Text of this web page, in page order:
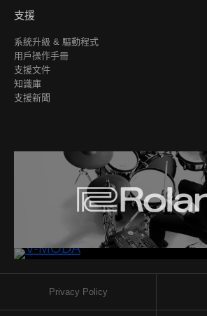
支援
系統升級 & 驅動程式
用戶操作手冊
支援文件
知識庫
支援新聞
Privacy Policy